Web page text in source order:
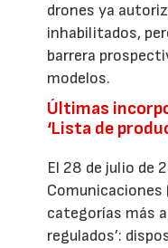
drones ya
inhabilitados,
barrera
modelos.
Últimas
‘Lista de
El 28 de julio de
Comunicaciones
categorías más
regulados’: